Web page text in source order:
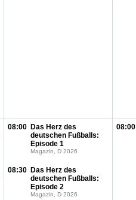
08:00 Das Herz des
deutschen Fußballs:
Episode 1
Magazin, D 2026
08:30 Das Herz des
deutschen Fußballs:
Episode 2
Magazin, D 2026
08:00